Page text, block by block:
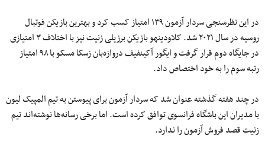
در این نظرسنجی سردار آزمون ۱۳۹ امتیاز کسب کرد و بهترین بازیکن فوتبال
روسیه در سال ۲۰۲۱ شد. کلاودینهو بازیکن برزیلی زنیت نیز با اختلاف ۳ امتیازی
در جایگاه دوم قرار گرفت و ایگور آکینفیف دروازه‌بان زسکا مسکو با ۹۸ امتیاز
رتبه سوم را به خود اختصاص داد.
در چند هفته گذشته عنوان شد که سردار آزمون برای پیوستن به تیم المپیک لیون
با مدیران این باشگاه فرانسوی توافق کرده است. اما برخی رسانه‌ها نوشته‌اند تیم
زنیت قصد فروش آزمون را ندارد.